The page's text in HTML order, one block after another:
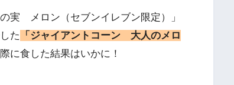
実 メロン（セブンイレブン限定）」
た
「ジャイアントコーン 大人のメロ
に食した結果はいかに！